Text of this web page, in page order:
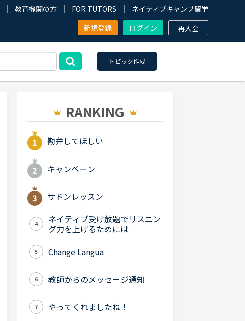
教育機関の方 FOR TUTORS
ネイティブキャンプ留学
新規登録
ログイン 再入会
トピック作成
RANKING
勘弁してほしい
キャンペーン
サドンレッスン
4
ネイティブ受け放題でリスニン
グ力を上げるためには
5 Change Langua
6 教師からのメッセージ通知
7 やってくれましたね！